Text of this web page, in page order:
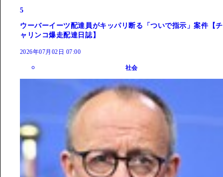
5
ウーバーイーツ配達員がキッパリ断る「ついで指示」案件【チ
ャリンコ爆走配達日誌】
2026年07月02日 07:00
社会